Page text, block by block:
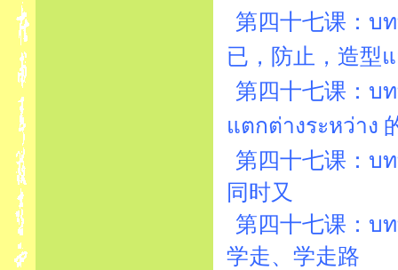
第四十七课：บ
已，防止，造型
第四十七课：บ
แตกต่างระหว่าง
第四十七课：บ
同时又
第四十七课：บ
学走、学走路